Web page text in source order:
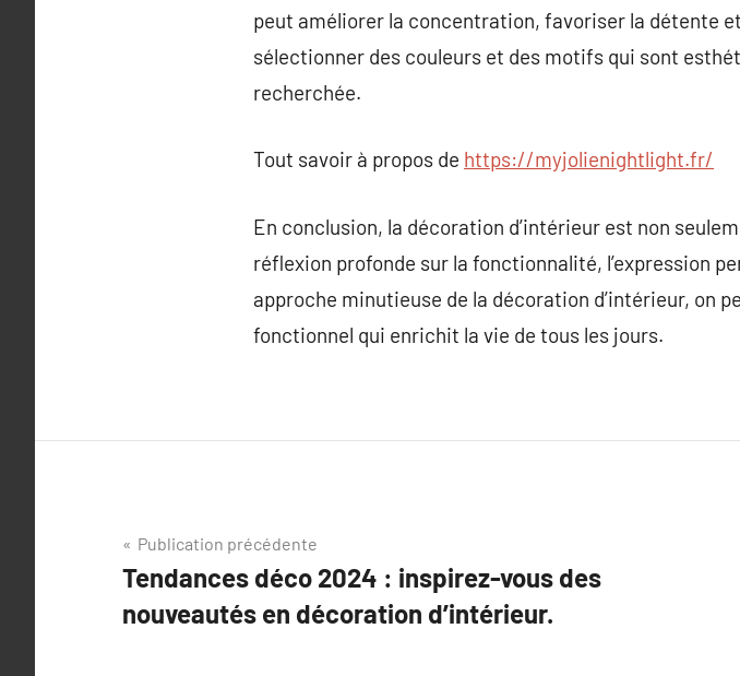
peut améliorer la concentration, favoriser la détente
sélectionner des couleurs et des motifs qui sont
recherchée.
Tout savoir à propos de https://myjolienightlight.fr/
En conclusion, la décoration d’intérieur est non
réflexion profonde sur la fonctionnalité, l’expression
approche minutieuse de la décoration d’intérieur, on
fonctionnel qui enrichit la vie de tous les jours.
Navigation
de
l’article
Publication précédente
Tendances déco 2024 : inspirez-vous des
nouveautés en décoration d’intérieur.